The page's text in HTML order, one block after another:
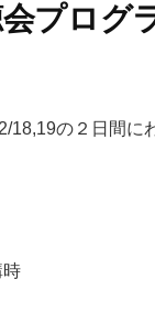
プログ
18,19の２日間
時